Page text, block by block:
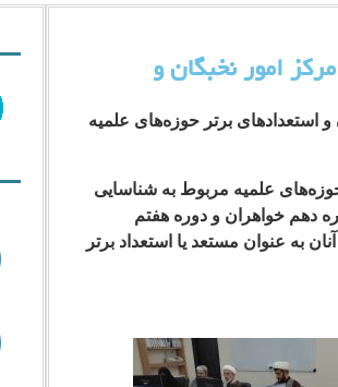
امور نخبگان و
برتر حوزه‌های علمیه
حوزه‌های علمیه مربوط به شناسایی
دوره دهم خواهران و دوره هفتم
بررسی شد و ۲۲۸ نفر از آنان به عنوان مستعد یا استعداد برتر